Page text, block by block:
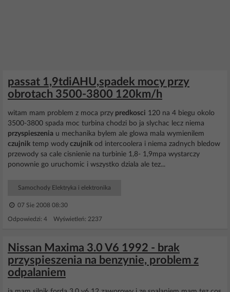
passat 1,9tdiAHU,spadek mocy przy
obrotach 3500-3800 120km/h
witam mam problem z moca przy predkosci 120 na 4 biegu okolo
3500-3800 spada moc turbina chodzi bo ja slychac lecz niema
przyspieszenia u mechanika bylem ale glowa mala wymienilem
czujnik temp wody czujnik od intercoolera i niema zadnych bledow
przewody sa cale cisnienie na turbinie 1,8- 1,9mpa wystarczy
ponownie go uruchomic i wszystko dziala ale tez...
Samochody Elektryka i elektronika
07 Sie 2008 08:30
Odpowiedzi: 4 Wyświetleń: 2237
Nissan Maxima 3.0 V6 1992 - brak
przyspieszenia na benzynie, problem z
odpalaniem